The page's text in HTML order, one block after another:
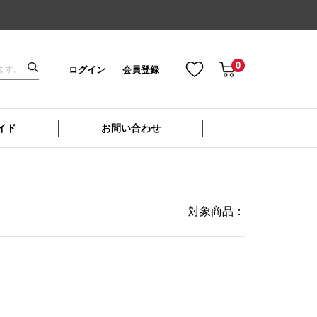
ログイン 会員登録 0
ド お問い合わせ
対象商品：